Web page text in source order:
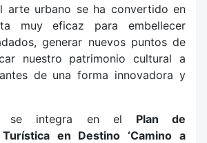
arte urbano se ha convertido en
muy eficaz para embellecer
generar nuevos puntos de
nuestro patrimonio cultural a
de una forma innovadora y
se integra en el Plan de
en Destino ‘Camino a